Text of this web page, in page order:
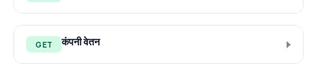
GET कंपनी वेतन